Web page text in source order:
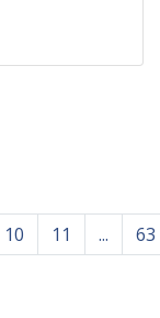
10 11 ... 63